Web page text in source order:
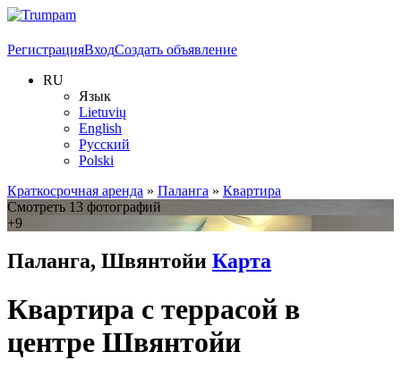
РегистрацияВходСоздать объявление
RU
Язык
Lietuvių
English
Русский
Polski
Краткосрочная аренда » Паланга » Квартира
Смотреть 13 фотографий
+9
Паланга, Швянтойи Карта
Квартира с террасой в
центре Швянтойи